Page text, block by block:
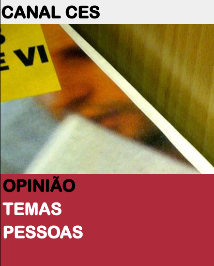
CANAL CES
OPINIÃO
TEMAS
PESSOAS